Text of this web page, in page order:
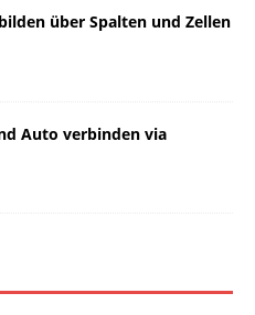
über Spalten und Zellen
Auto verbinden via